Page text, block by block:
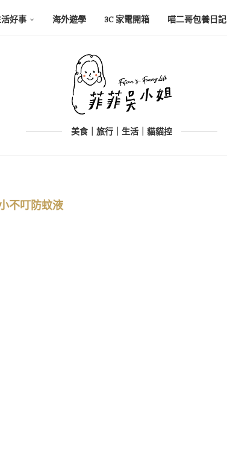
好事 海外遊學 3C 家電開箱 喵二哥包養日記
美食｜旅行｜生活｜貓貓控
不叮防蚊液